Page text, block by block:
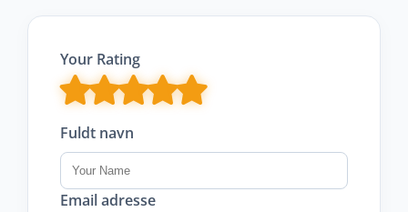
Your Rating
Fuldt navn
Email adresse